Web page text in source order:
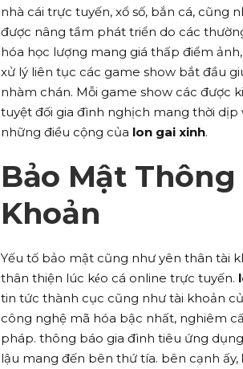
nhà cái trực tuyến, xổ số, bắn cá, cũng
được nâng tầm phát triển do các
hóa học lượng mang giá thấp điểm
xử lý liên tục các game show bắt đầu
nhàm chán. Mỗi game show các được
tuyệt đối gia đình nghịch mang thời dịp
những điều cộng của lon gai xinh.
Bảo Mật Thông
Khoản
Yếu tố bảo mật cũng như yên thân tài
thân thiện lúc kéo cá online trực tuyến.
tin tức thành cục cũng như tài khoản
công nghệ mã hóa bậc nhất, nghiêm
pháp. thông báo gia đình tiêu ứng
lậu mang đến bên thứ tía. bên cạnh ấy,